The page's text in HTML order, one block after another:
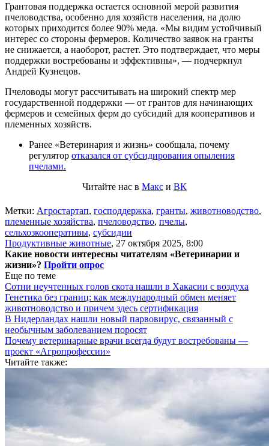
Грантовая поддержка остается основной мерой развития
пчеловодства, особенно для хозяйств населения, на долю
которых приходится более 90% меда. «Мы видим устойчивый
интерес со стороны фермеров. Количество заявок на гранты
не снижается, а наоборот, растет. Это подтверждает, что меры
поддержки востребованы и эффективны», — подчеркнул
Андрей Кузнецов.
Пчеловоды могут рассчитывать на широкий спектр мер
государственной поддержки — от грантов для начинающих
фермеров и семейных ферм до субсидий для кооперативов и
племенных хозяйств.
Ранее «Ветеринария и жизнь» сообщала, почему
регулятор отказался от субсидирования опыления
пчелами.
Читайте нас в Макс и ВК
Метки: Агростартап, господдержка, гранты, животноводство,
племенные хозяйства, пчеловодство, пчелы,
сельхозкооперативы, субсидии
Продуктивные животные, 27 октября 2025, 8:00
Какие новости интересны читателям «Ветеринарии и
жизни»? Пройти опрос
Еще по теме
Сотни неучтенных голов скота нашли в Хакасии с воздуха
Генетика без границ: как международный обмен меняет
животноводство и причем здесь сертификация
В Нидерландах нашли новый парвовирус, связанный с
необычным заболеванием поросят
Почему ветеринарные врачи всегда будут востребованы —
проект «Агропрофессии»
Читайте также: